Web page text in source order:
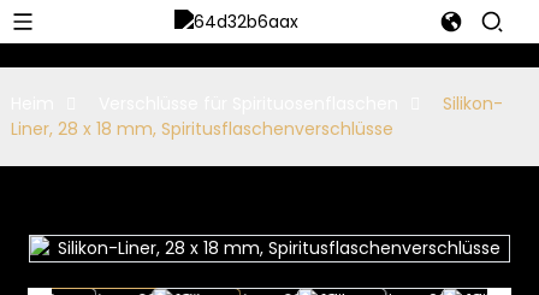
Silikon-
Liner, 28 x 18 mm, Spiritusflaschenverschlüsse